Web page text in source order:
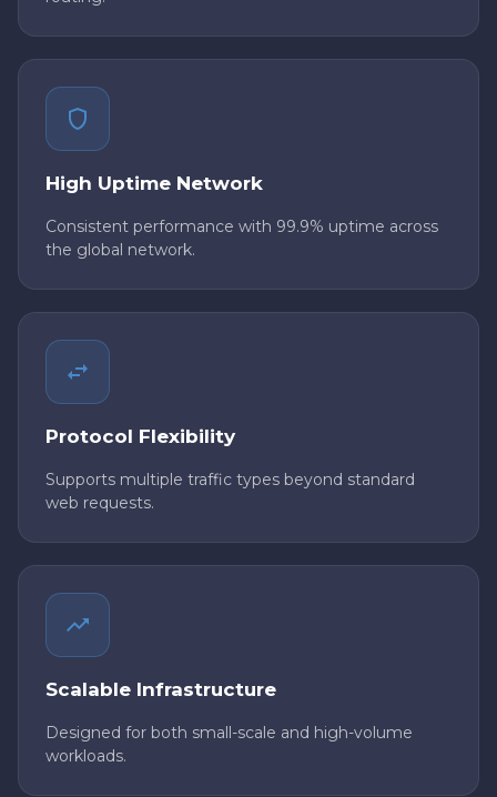
High Uptime Network
Consistent performance with 99.9% uptime across
the global network.
Protocol Flexibility
Supports multiple traffic types beyond standard
web requests.
Scalable Infrastructure
Designed for both small-scale and high-volume
workloads.